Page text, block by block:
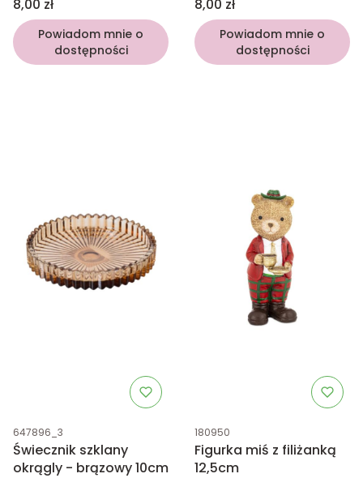
8,00 zł
Powiadom mnie o
dostępności
8,00 zł
Powiadom mnie o
dostępności
Kod produktu
647896_3
Świecznik szklany
okrągly - brązowy 10cm
Kod produktu
180950
Figurka miś z filiżanką
12,5cm